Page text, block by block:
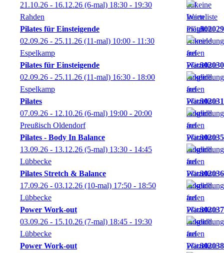
21.10.26 - 16.12.26 (6-mal) 18:30 - 19:30
Rahden
Pilates für Einsteigende
302029
02.09.26 - 25.11.26 (11-mal) 10:00 - 11:30
Espelkamp
Pilates für Einsteigende
302030
02.09.26 - 25.11.26 (11-mal) 16:30 - 18:00
Espelkamp
Pilates
302031
07.09.26 - 12.10.26 (6-mal) 19:00 - 20:00
Preußisch Oldendorf
Pilates - Body In Balance
302035
13.09.26 - 13.12.26 (5-mal) 13:30 - 14:45
Lübbecke
Pilates Stretch & Balance
302036
17.09.26 - 03.12.26 (10-mal) 17:50 - 18:50
Lübbecke
Power Work-out
302037
03.09.26 - 15.10.26 (7-mal) 18:45 - 19:30
Lübbecke
Power Work-out
302038